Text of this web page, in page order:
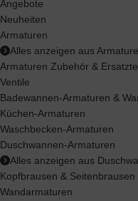
Angebote
Neuheiten
Armaturen
Alles anzeigen aus
Armaturen Zubehör &
Ventile
Badewannen-Armaturen &
Küchen-Armaturen
Waschbecken-Armaturen
Duschwannen-Armaturen
Alles anzeigen aus
Kopfbrausen & Seitenbrausen
Wandarmaturen